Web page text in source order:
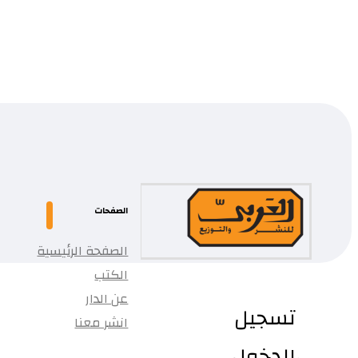
الصفحات
الصفحة الرئيسية
الكتب
عن الدار
انشر معنا
تسجيل